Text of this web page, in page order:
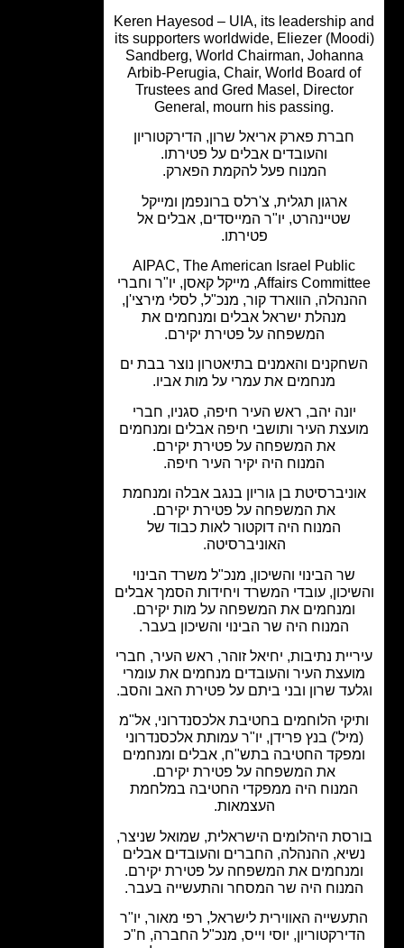
Keren Hayesod – UIA, its leadership
its supporters worldwide, Eliezer
Sandberg, World Chairman,
Arbib-Perugia, Chair, World Board
Trustees and Gred Masel, Director
General, mourn his passing.
חברת פארק אריאל שרון, הדירקטוריון
והעובדים אבלים על פטירתו.
המנוח פעל להקמת הפארק.
ארגון תגלית, צ'רלס ברונפמן ומייקל
שטיינהרט, יו"ר המייסדים, אבלים אל
AIPAC, The American Israel Public
Affairs Committee, מייקל קאסן, יו"ר וחברי
הווארד קור, מנכ"ל, לסלי מירצי'ן,
מנהלת ישראל אבלים ומנחמים את
המשפחה על פטירת יקירם.
והאמנים בתיאטרון נוצר בבת ים
מנחמים את עמרי על מות אביו.
יונה יהב, ראש העיר חיפה, סגניו, חברי
העיר ותושבי חיפה אבלים ומנחמים
את המשפחה על פטירת יקירם.
המנוח היה יקיר העיר חיפה.
בן גוריון בנגב אבלה ומנחמת
את המשפחה על פטירת יקירם.
המנוח היה דוקטור לאות כבוד של
האוניברסיטה.
שר הבינוי והשיכון, מנכ"ל משרד הבינוי
עובדי המשרד ויחידות הסמך אבלים
ומנחמים את המשפחה על מות יקירם.
המנוח היה שר הבינוי והשיכון בעבר.
נתיבות, יחיאל זוהר, ראש העיר, חברי
העיר והעובדים מנחמים את עומרי
שרון ובני ביתם על פטירת האב והסב.
הלוחמים בחטיבת אלכסנדרוני, אל"מ
בנץ פרידן, יו"ר עמותת אלכסנדרוני
החטיבה בתש"ח, אבלים ומנחמים
את המשפחה על פטירת יקירם.
היה ממפקדי החטיבה במלחמת
העצמאות.
היהלומים הישראלית, שמואל שניצר,
ההנהלה, החברים והעובדים אבלים
את המשפחה על פטירת יקירם.
היה שר המסחר והתעשייה בעבר.
האווירית לישראל, רפי מאור, יו"ר
יוסי וייס, מנכ"ל החברה, ח"כ